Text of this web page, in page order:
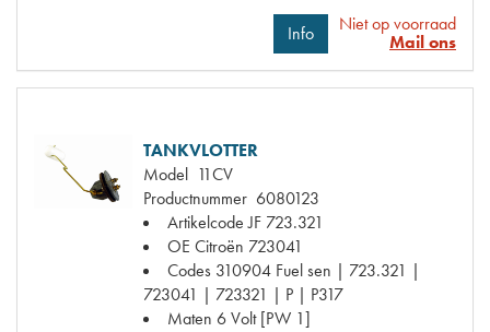
Info
Niet op voorraad
Mail ons
TANKVLOTTER
Model 11CV
Productnummer 6080123
Artikelcode JF 723.321
OE Citroën 723041
Codes 310904 Fuel sen | 723.321 |
723041 | 723321 | P | P317
Maten 6 Volt [PW 1]